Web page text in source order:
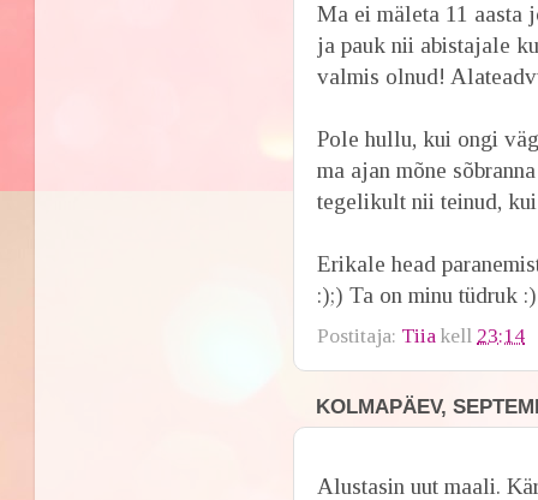
Ma ei mäleta 11
ja pauk nii abistajale
valmis olnud!
Pole hullu, kui ongi
ma ajan mõne
tegelikult nii teinud,
Erikale head
:);) Ta on minu tüdruk :)
Postitaja: Tiia kell 23:14
KOLMAPÄEV,
Alustasin uut maali.